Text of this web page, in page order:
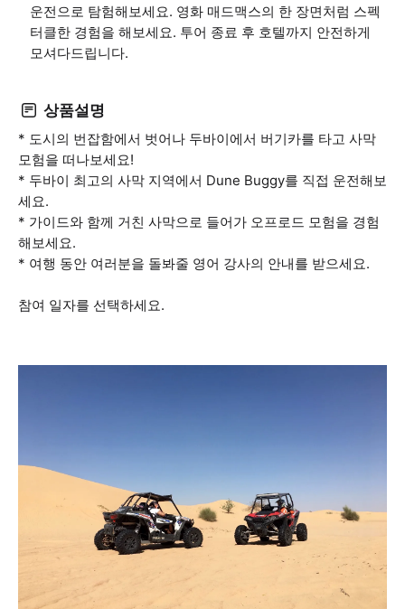
운전으로 탐험해보세요. 영화 매드맥스의 한 장면처럼 스펙
터클한 경험을 해보세요. 투어 종료 후 호텔까지 안전하게
모셔다드립니다.
상품설명
* 도시의 번잡함에서 벗어나 두바이에서 버기카를 타고 사막
모험을 떠나보세요!
* 두바이 최고의 사막 지역에서 Dune Buggy를 직접 운전해보
세요.
* 가이드와 함께 거친 사막으로 들어가 오프로드 모험을 경험
해보세요.
* 여행 동안 여러분을 돌봐줄 영어 강사의 안내를 받으세요.
참여 일자를 선택하세요.